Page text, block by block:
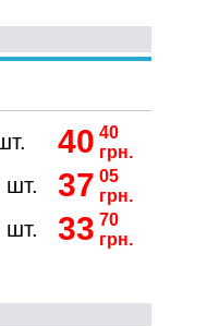
40 40
грн.
шт. 37 05
грн.
шт. 33 70
грн.